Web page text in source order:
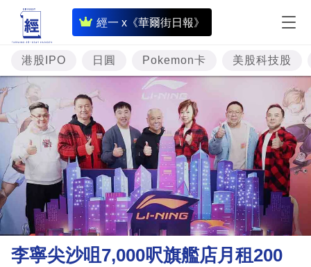
經一 x《華爾街日報》
即
時
財
經
專
題
投
資
樓
市
理
財
港股IPO 日圓 Pokemon卡 美股科技股
李寧尖沙咀7,000呎旗艦店月租200